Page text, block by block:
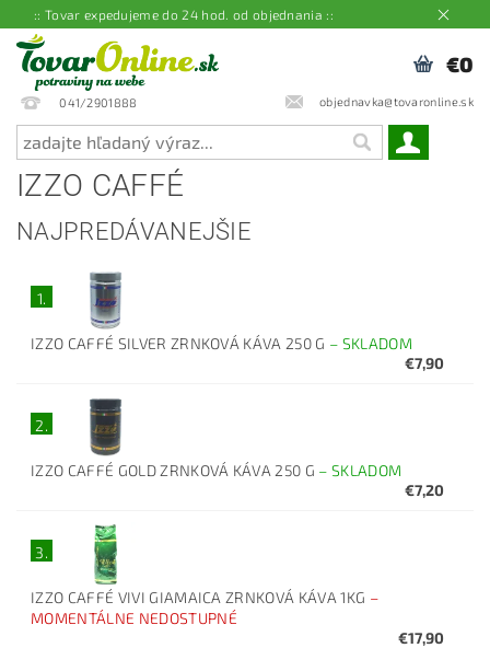
:: Tovar expedujeme do 24 hod. od objednania ::
041/2901888 objednavka@tovaronline.sk
€0
IZZO CAFFÉ
NAJPREDÁVANEJŠIE
1.
IZZO CAFFÉ SILVER ZRNKOVÁ KÁVA 250 G – SKLADOM
€7,90
2.
IZZO CAFFÉ GOLD ZRNKOVÁ KÁVA 250 G – SKLADOM
€7,20
3.
IZZO CAFFÉ VIVI GIAMAICA ZRNKOVÁ KÁVA 1KG –
MOMENTÁLNE NEDOSTUPNÉ
€17,90